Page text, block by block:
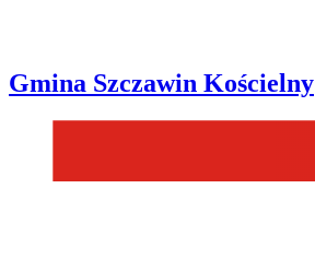
Gmina Szczawin Kościelny